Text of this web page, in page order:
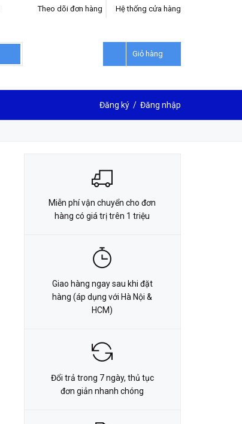
Hệ thống cửa hàng
Theo dõi đơn hàng
Giỏ hàng
Đăng ký / Đăng nhập
LIÊN HỆ ĐẶT HÀNG
Miễn phí vận chuyển cho đơn
hàng có giá trị trên 1 triệu
Giao hàng ngay sau khi đặt
hàng (áp dụng với Hà Nội &
HCM)
Đổi trả trong 7 ngày, thủ tục
đơn giản nhanh chóng